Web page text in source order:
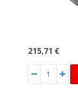
215,71 €